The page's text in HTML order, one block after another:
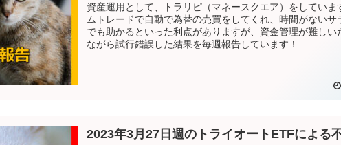
資産運用として、トラリピ（マネースクエア）をしていま
ムトレードで自動で為替の売買をしてくれ、時間がないサ
でも助かるといった利点がありますが、資金管理が難しい
ながら試行錯誤した結果を毎週報告しています！
2023年3月27日週のトライオートETFによる